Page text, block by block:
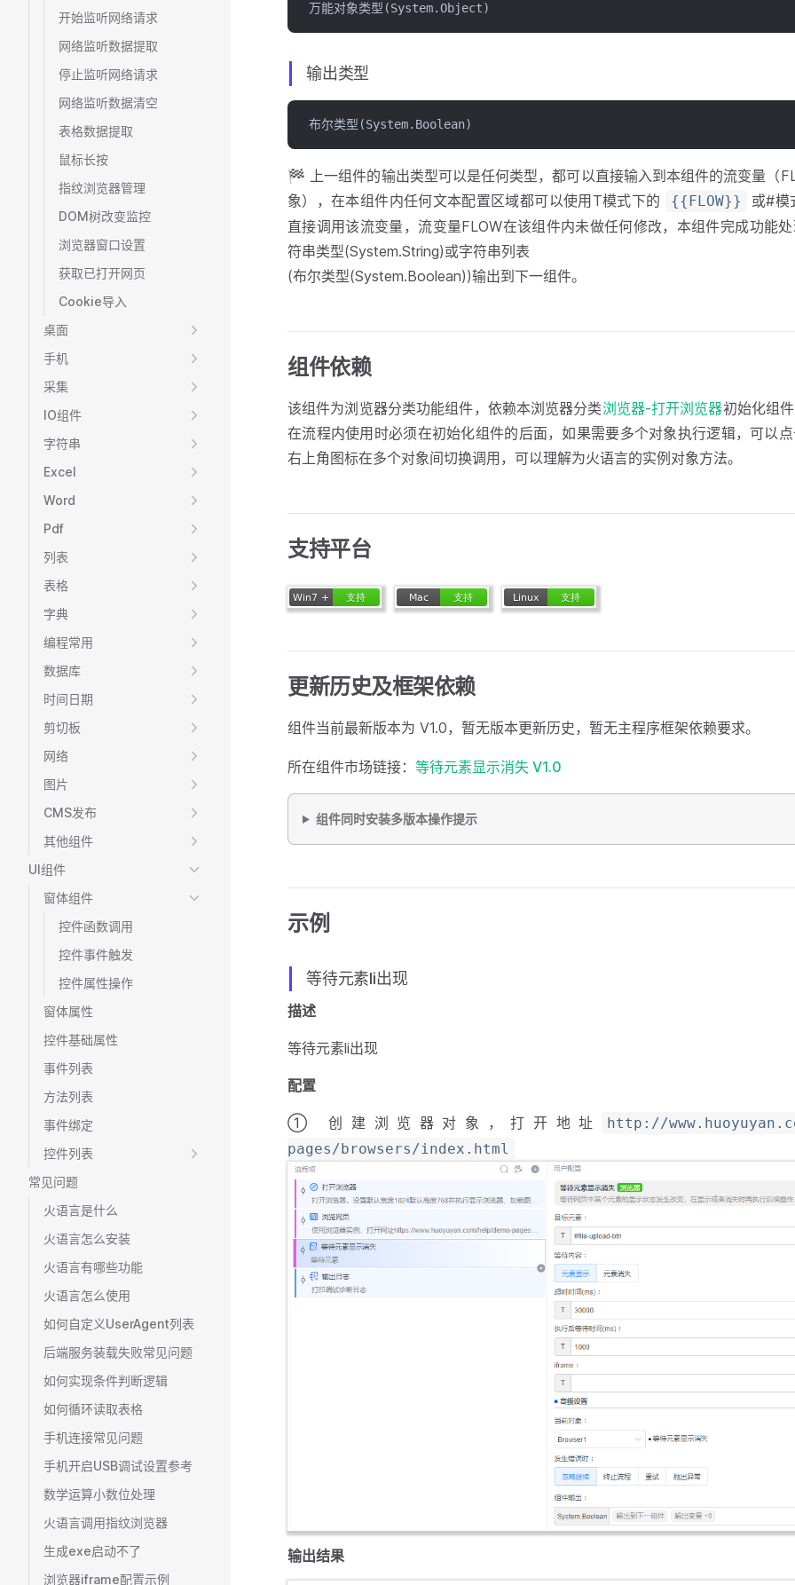
开始监听网络请求
网络监听数据提取
停止监听网络请求
网络监听数据清空
表格数据提取
鼠标长按
指纹浏览器管理
DOM树改变监控
浏览器窗口设置
获取已打开网页
Cookie导入
桌面
手机
采集
IO组件
字符串
Excel
Word
Pdf
列表
表格
字典
编程常用
数据库
时间日期
剪切板
网络
图片
CMS发布
其他组件
UI组件
窗体组件
控件函数调用
控件事件触发
控件属性操作
窗体属性
控件基础属性
事件列表
方法列表
事件绑定
控件列表
常见问题
火语言是什么
火语言怎么安装
火语言有哪些功能
火语言怎么使用
如何自定义UserAgent列表
后端服务装载失败常见问题
如何实现条件判断逻辑
如何循环读取表格
手机连接常见问题
手机开启USB调试设置参考
数学运算小数位处理
火语言调用指纹浏览器
生成exe启动不了
浏览器iframe配置示例
万能对象类型(System.Object)
输出类型
布尔类型(System.Boolean)
🏁 上一组件的输出类型可以是任何类型，都可以直接输入到本组件的流变量（
象），在本组件内任何文本配置区域都可以使用T模式下的
{{FLOW}} 或#模
直接调用该流变量，流变量FLOW在该组件内未做任何修改，本组件完成功能
符串类型(System.String)或字符串列表
(布尔类型(System.Boolean))输出到下一组件。
组件依赖
该组件为浏览器分类功能组件，依赖本浏览器分类浏览器-打开浏览器初始化组
在流程内使用时必须在初始化组件的后面，如果需要多个对象执行逻辑，可以
右上角图标在多个对象间切换调用，可以理解为火语言的实例对象方法。
支持平台
更新历史及框架依赖
组件当前最新版本为 V1.0，暂无版本更新历史，暂无主程序框架依赖要求。
所在组件市场链接： 等待元素显示消失 V1.0
组件同时安装多版本操作提示
示例
等待元素li出现
描述
等待元素li出现
配置
① 创建浏览器对象，打开地址
http://
pages/browsers/index.html
输出结果